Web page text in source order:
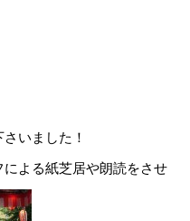
いました！
よる紙芝居や朗読をさせ